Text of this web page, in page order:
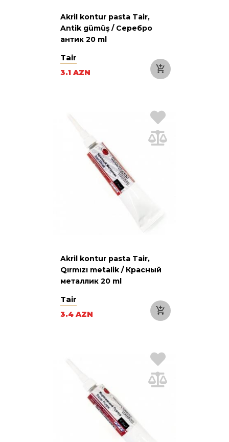
Akril kontur pasta Tair,
Antik gümüş / Серебро
антик 20 ml
Tair
3.1 AZN
Akril kontur pasta Tair,
Qırmızı metalik / Красный
металлик 20 ml
Tair
3.4 AZN